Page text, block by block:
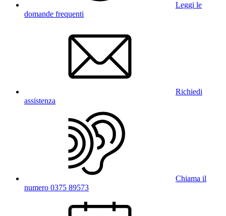
Leggi le
domande frequenti
Richiedi
assistenza
Chiama il
numero 0375 89573